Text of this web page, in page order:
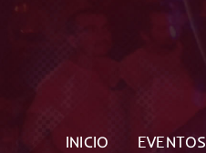
Saltar
INICIO EVENTOS